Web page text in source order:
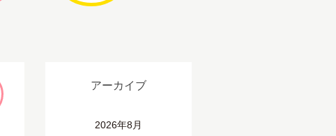
アーカイブ
2026年8月